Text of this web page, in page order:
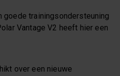
goede trainingsondersteuning
Vantage V2 heeft hier een
over een nieuwe